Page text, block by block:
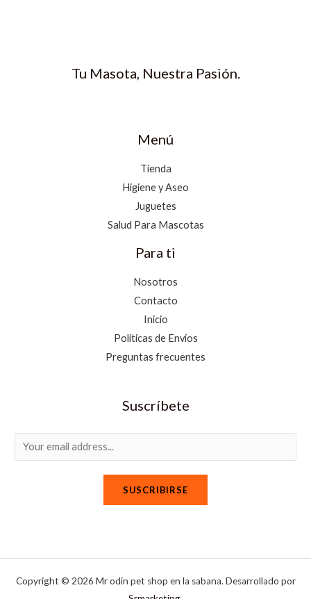
Tu Masota, Nuestra Pasión.
Menú
Tienda
Higiene y Aseo
Juguetes
Salud Para Mascotas
Para ti
Nosotros
Contacto
Inicio
Políticas de Envíos
Preguntas frecuentes
Suscríbete
m
SUSCRIBIRSE
Copyright © 2026 Mr odin pet shop en la sabana. Desarrollado por